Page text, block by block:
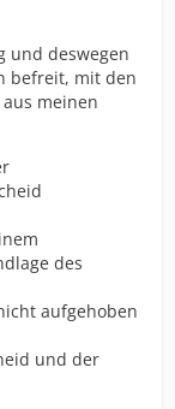
denn
Bescheid
und deswegen
befreit, mit den
aus meinen
des
aufgehoben
und der